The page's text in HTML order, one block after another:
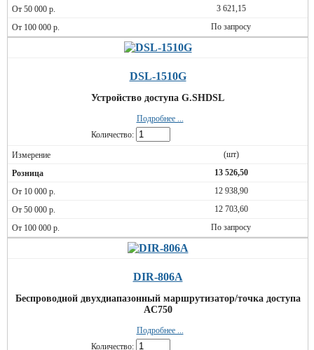
3 621,15
По запросу
DSL-1510G
Устройство доступа G.SHDSL
Подробнее ...
Количество:
(шт)
13 526,50
12 938,90
12 703,60
По запросу
DIR-806A
Беспроводной двухдиапазонный маршрутизатор/точка доступа
AC750
Подробнее ...
Количество: